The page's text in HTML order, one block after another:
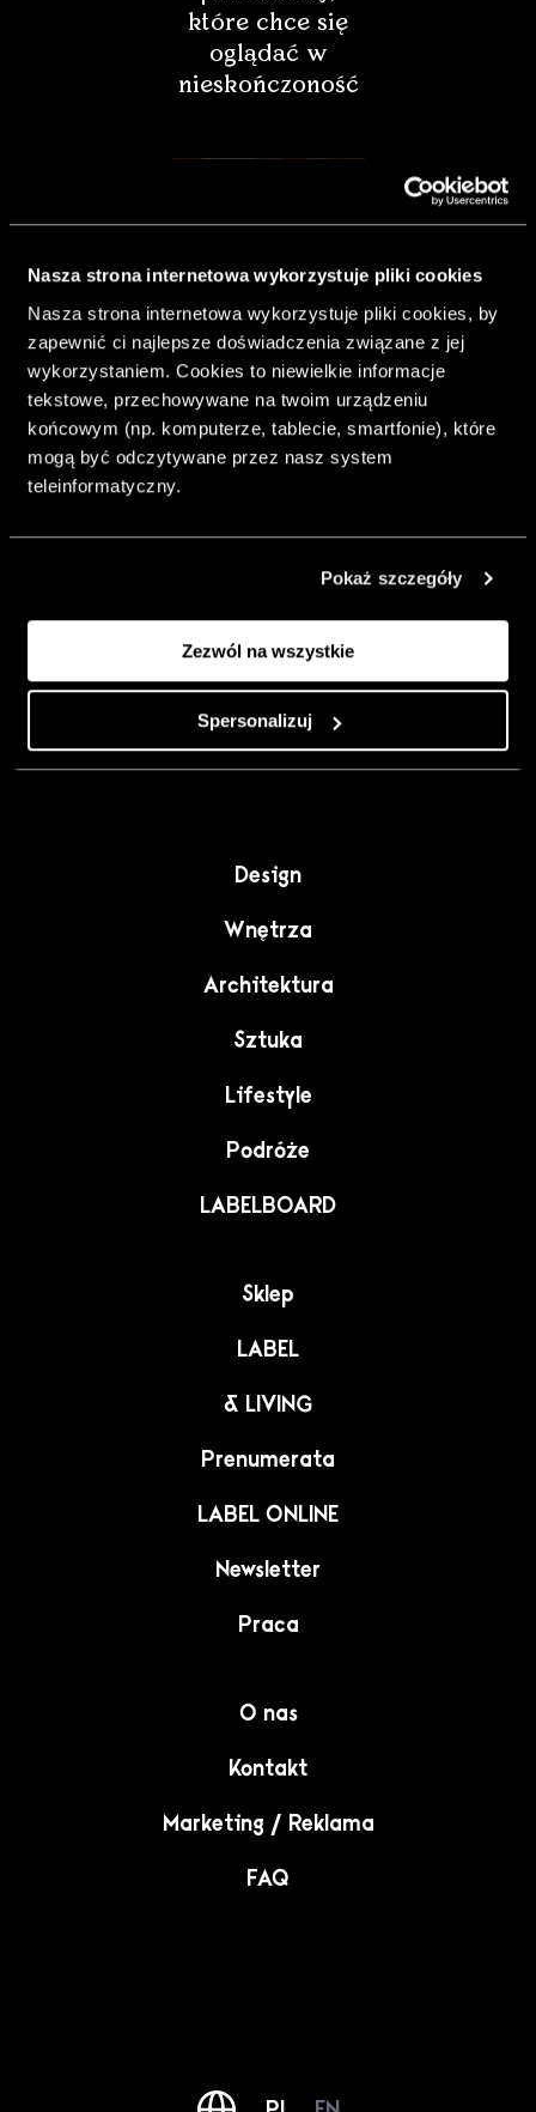
Nasza strona internetowa wykorzystuje pliki cookies
Nasza strona internetowa wykorzystuje pliki cookies, by
zapewnić ci najlepsze doświadczenia związane z jej
wykorzystaniem. Cookies to niewielkie informacje
tekstowe, przechowywane na twoim urządzeniu
końcowym (np. komputerze, tablecie, smartfonie), które
mogą być odczytywane przez nasz system
teleinformatyczny.
Pokaż szczegóły
Zezwól na wszystkie
Spersonalizuj
które chce się
oglądać w
nieskończoność
& Living 40.
„Dom bardziej
Twój. Odważ się
urządzić go
rzemiosło jako
punkt wyjścia
do wnętrz
pełnych
charakteru”.
Design
Wnętrza
Architektura
Sztuka
Lifestyle
Podróże
LABELBOARD
Sklep
LABEL
& LIVING
Prenumerata
LABEL ONLINE
Newsletter
Praca
O nas
Kontakt
Marketing / Reklama
FAQ